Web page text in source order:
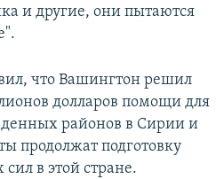
и другие, они пытаются
что Вашингтон решил
долларов помощи для
районов в Сирии и
продолжат подготовку
в этой стране.